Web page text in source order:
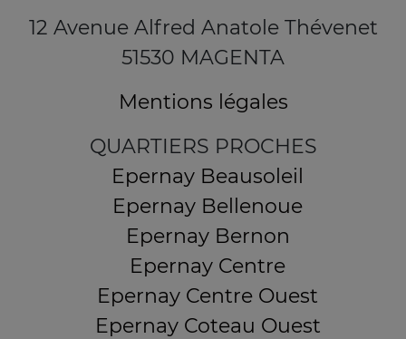
12 Avenue Alfred Anatole Thévenet
51530 MAGENTA
Mentions légales
QUARTIERS PROCHES
Epernay Beausoleil
Epernay Bellenoue
Epernay Bernon
Epernay Centre
Epernay Centre Ouest
Epernay Coteau Ouest